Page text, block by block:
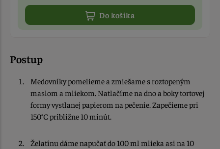
Do košíka
Postup
Medovníky pomelieme a zmiešame s roztopeným
maslom a mliekom. Natlačíme na dno a boky tortovej
formy vystlanej papierom na pečenie. Zapečieme pri
150°C približne 10 minút.
Želatínu dáme napučať do 100 ml mlieka asi na 10